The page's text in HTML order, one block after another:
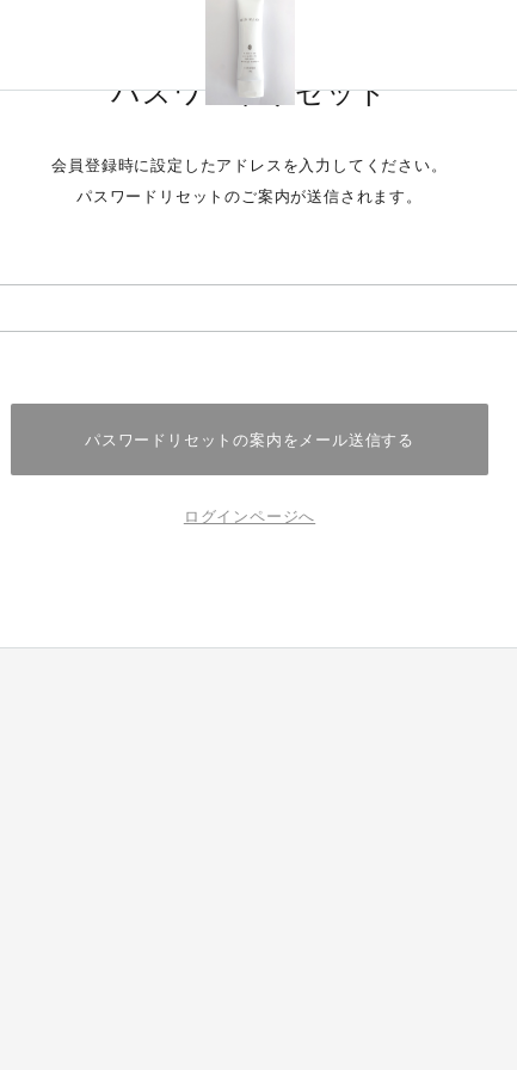
パスワードリセット
会員登録時に設定したアドレスを入力してください。
パスワードリセットのご案内が送信されます。
ログインページへ